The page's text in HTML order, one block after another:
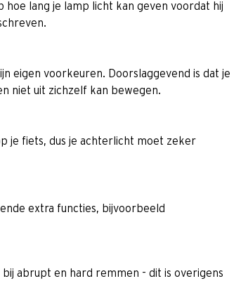
lang je lamp licht kan geven voordat hij
eigen voorkeuren. Doorslaggevend is dat je
niet uit zichzelf kan bewegen.
je fiets, dus je achterlicht moet zeker
extra functies, bijvoorbeeld
abrupt en hard remmen - dit is overigens